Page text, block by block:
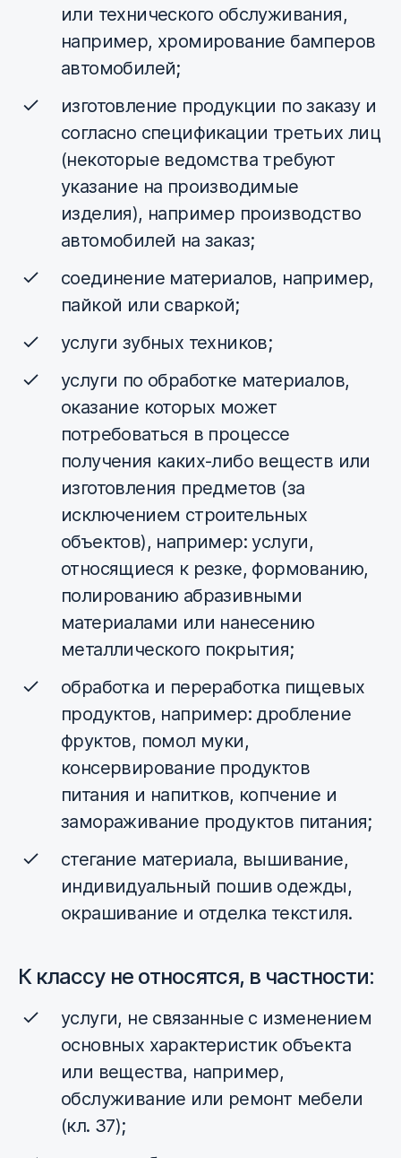
или технического обслуживания,
например, хромирование бамперов
автомобилей;
изготовление продукции по заказу и
согласно спецификации третьих лиц
(некоторые ведомства требуют
указание на производимые
изделия), например производство
автомобилей на заказ;
соединение материалов, например,
пайкой или сваркой;
услуги зубных техников;
услуги по обработке материалов,
оказание которых может
потребоваться в процессе
получения каких-либо веществ или
изготовления предметов (за
исключением строительных
объектов), например: услуги,
относящиеся к резке, формованию,
полированию абразивными
материалами или нанесению
металлического покрытия;
обработка и переработка пищевых
продуктов, например: дробление
фруктов, помол муки,
консервирование продуктов
питания и напитков, копчение и
замораживание продуктов питания;
стегание материала, вышивание,
индивидуальный пошив одежды,
окрашивание и отделка текстиля.
К классу не относятся, в частности:
услуги, не связанные с изменением
основных характеристик объекта
или вещества, например,
обслуживание или ремонт мебели
(кл. 37);